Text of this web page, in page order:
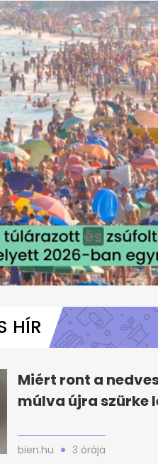
HÍR
Miért ront a
múlva újra szürke
bien.hu 3 órája